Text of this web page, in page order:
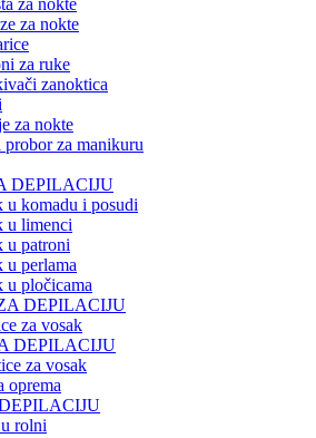
za nokte
za nokte
za ruke
zanoktica
za nokte
probor za manikuru
DEPILACIJU
u komadu i posudi
u limenci
u patroni
u perlama
u pločicama
DEPILACIJU
za vosak
DEPILACIJU
za vosak
oprema
rolni